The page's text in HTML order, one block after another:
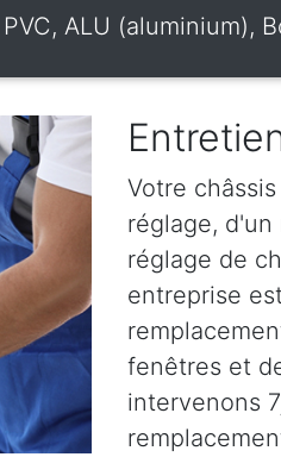
ALU (aluminium),
Votre
réglage,
réglage de
entreprise
fenêtres et
intervenons